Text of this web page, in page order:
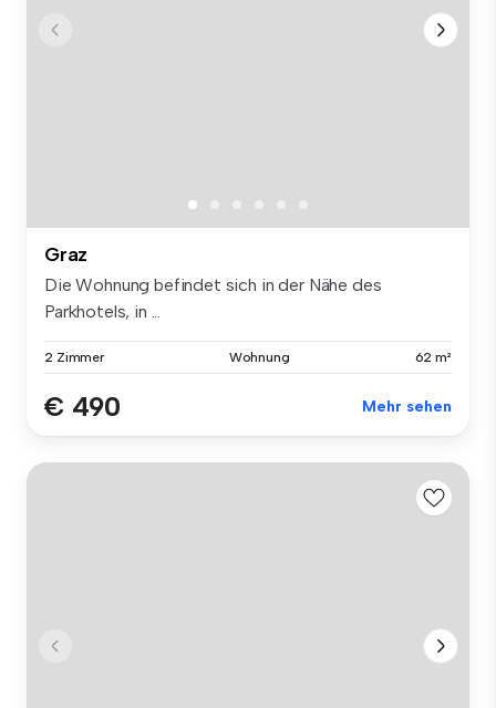
Graz
Die Wohnung befindet sich in der Nähe des
Parkhotels, in ...
2 Zimmer Wohnung 62 m²
€ 490 Mehr sehen